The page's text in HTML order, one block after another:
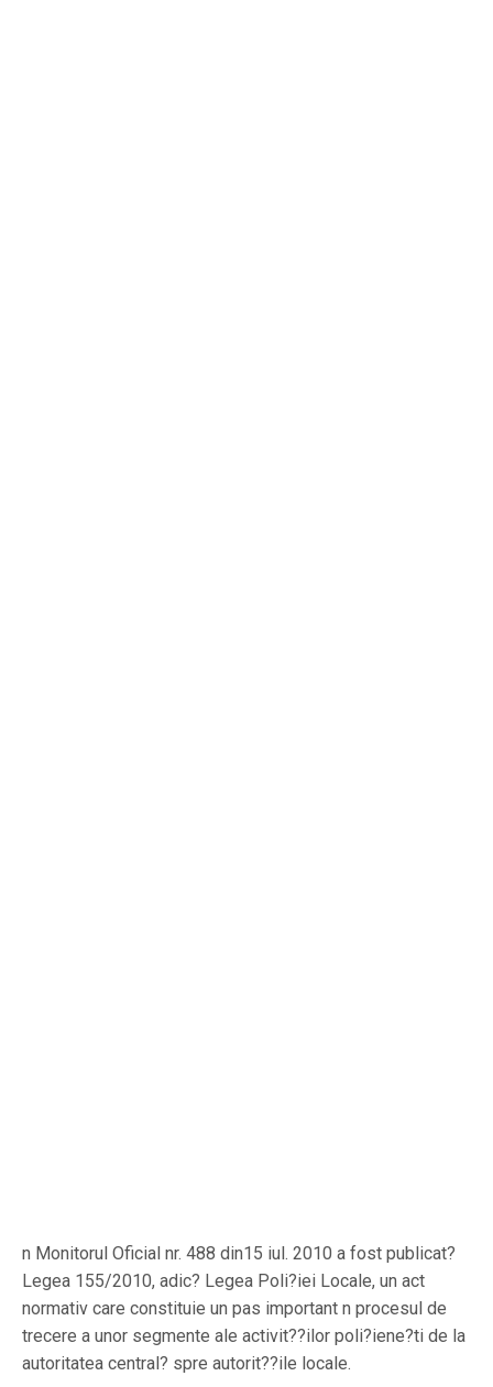
n Monitorul Oficial nr. 488 din15 iul. 2010 a fost publicat?
Legea 155/2010, adic? Legea Poli?iei Locale, un act
normativ care constituie un pas important n procesul de
trecere a unor segmente ale activit??ilor poli?iene?ti de la
autoritatea central? spre autorit??ile locale.